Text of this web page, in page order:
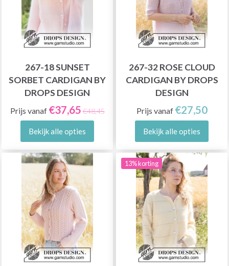
267-18 SUNSET
SORBET CARDIGAN BY
DROPS DESIGN
Prijs vanaf €37,65 €48,45
Bekijk alle opties
267-32 ROSE CLOUD
CARDIGAN BY DROPS
DESIGN
Prijs vanaf €27,50
Bekijk alle opties
13% korting